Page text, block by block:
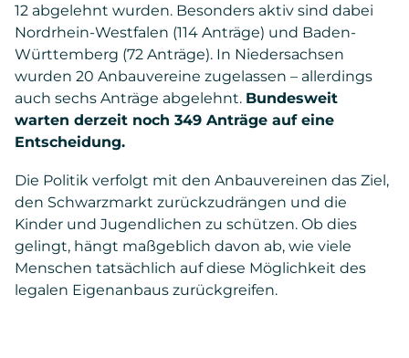
12 abgelehnt wurden. Besonders aktiv sind dabei
Nordrhein-Westfalen (114 Anträge) und Baden-
Württemberg (72 Anträge). In Niedersachsen
wurden 20 Anbauvereine zugelassen – allerdings
auch sechs Anträge abgelehnt. Bundesweit
warten derzeit noch 349 Anträge auf eine
Entscheidung.
Die Politik verfolgt mit den Anbauvereinen das Ziel,
den Schwarzmarkt zurückzudrängen und die
Kinder und Jugendlichen zu schützen. Ob dies
gelingt, hängt maßgeblich davon ab, wie viele
Menschen tatsächlich auf diese Möglichkeit des
legalen Eigenanbaus zurückgreifen.